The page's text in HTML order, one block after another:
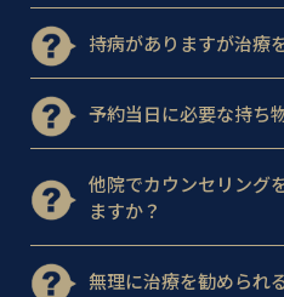
持病がありますが治療
予約当日に必要な持ち
他院でカウンセリング
ますか？
無理に治療を勧められ